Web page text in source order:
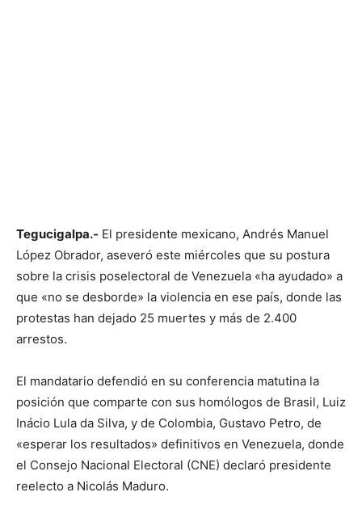
Tegucigalpa.- El presidente mexicano, Andrés Manuel
López Obrador, aseveró este miércoles que su postura
sobre la crisis poselectoral de Venezuela «ha ayudado» a
que «no se desborde» la violencia en ese país, donde las
protestas han dejado 25 muertes y más de 2.400
arrestos.
El mandatario defendió en su conferencia matutina la
posición que comparte con sus homólogos de Brasil, Luiz
Inácio Lula da Silva, y de Colombia, Gustavo Petro, de
«esperar los resultados» definitivos en Venezuela, donde
el Consejo Nacional Electoral (CNE) declaró presidente
reelecto a Nicolás Maduro.